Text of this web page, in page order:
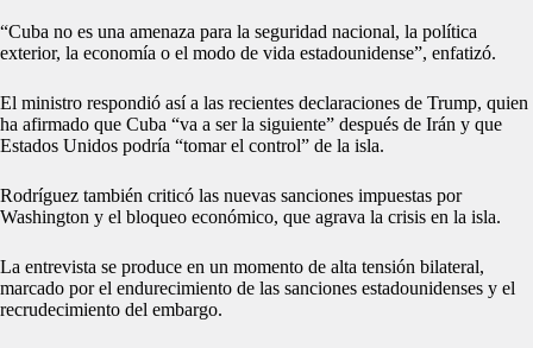
“Cuba no es una amenaza para la seguridad nacional, la política
exterior, la economía o el modo de vida estadounidense”, enfatizó.
El ministro respondió así a las recientes declaraciones de Trump, quien
ha afirmado que Cuba “va a ser la siguiente” después de Irán y que
Estados Unidos podría “tomar el control” de la isla.
Rodríguez también criticó las nuevas sanciones impuestas por
Washington y el bloqueo económico, que agrava la crisis en la isla.
La entrevista se produce en un momento de alta tensión bilateral,
marcado por el endurecimiento de las sanciones estadounidenses y el
recrudecimiento del embargo.